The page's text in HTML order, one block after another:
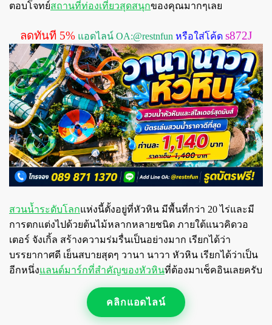
ตอบโจทย์สถานที่ท่องเที่ยวสุดสนุกของคุณมากๆเลย
ลดทันที 5% แอดไลน์ OA:@restnfun หรือใส่โค้ด s872J
สวนน้ำระดับโลกแห่งนี้ตั้งอยู่ที่หัวหิน มีพื้นที่กว่า 20 ไร่และมี
การตกแต่งไปด้วยต้นไม้หลากหลายชนิด ภายใต้แนวคิดวอ
เตอร์ จังเกิ้ล สร้างความร่มรื่นเป็นอย่างมาก เรียกได้ว่า
บรรยากาศดี เย็นสบายสุดๆ วานา นาวา หัวหิน เรียกได้ว่าเป็น
อีกหนึ่งแลนด์มาร์กที่สำคัญของหัวหินที่ต้องมาเช็คอินเลยครับ
คลิกแอดไลน์